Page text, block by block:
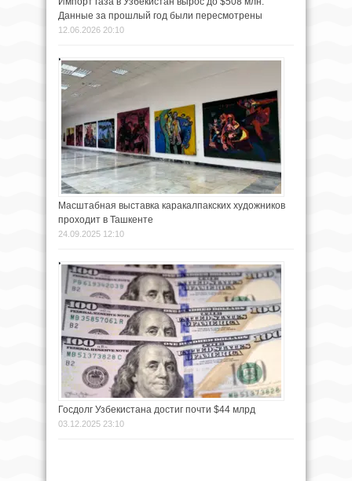
Данные за прошлый год были пересмотрены
12.06.2026 20:10
Масштабная выставка каракалпакских художников
проходит в Ташкенте
24.09.2025 12:10
Госдолг Узбекистана достиг почти $44 млрд
03.12.2025 23:10